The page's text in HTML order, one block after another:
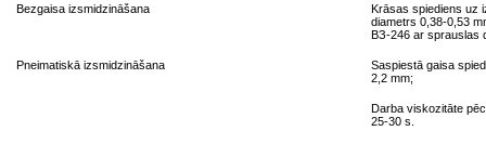
Bezgaisa izsmidzināšana
Krāsas spiediens uz
diametrs 0,38-0,53
ВЗ-246 ar sprauslas
Pneimatiskā izsmidzināšana
Saspiestā gaisa
2,2 mm;
Darba viskozitāte
25-30 s.